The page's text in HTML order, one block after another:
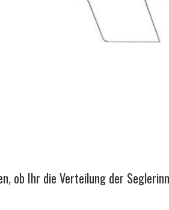
ob Ihr die Verteilung der